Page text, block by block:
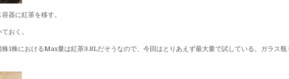
器に紅茶を移す。
おく。
1株におけるMax量は紅茶3.8Lだそうなので、今回はとりあえず最大量で試している。ガラス瓶